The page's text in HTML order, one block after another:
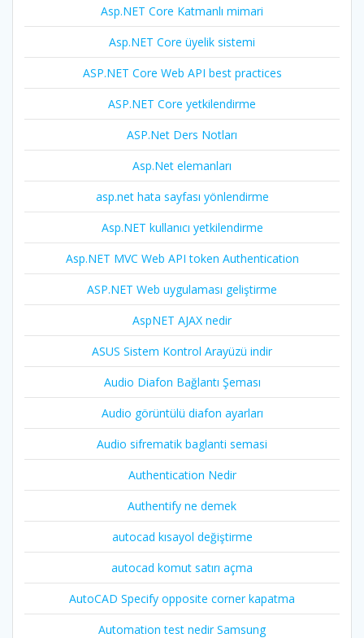
Asp.NET Core Katmanlı mimari
Asp.NET Core üyelik sistemi
ASP.NET Core Web API best practices
ASP.NET Core yetkilendirme
ASP.Net Ders Notları
Asp.Net elemanları
asp.net hata sayfası yönlendirme
Asp.NET kullanıcı yetkilendirme
Asp.NET MVC Web API token Authentication
ASP.NET Web uygulaması geliştirme
AspNET AJAX nedir
ASUS Sistem Kontrol Arayüzü indir
Audio Diafon Bağlantı Şeması
Audio görüntülü diafon ayarları
Audio sifrematik baglanti semasi
Authentication Nedir
Authentify ne demek
autocad kısayol değiştirme
autocad komut satırı açma
AutoCAD Specify opposite corner kapatma
Automation test nedir Samsung